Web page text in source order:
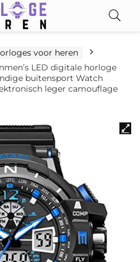
voor heren
LED digitale horloge
buitensport Watch
leger camouflage